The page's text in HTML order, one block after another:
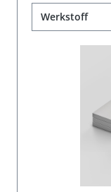
Werkstoff